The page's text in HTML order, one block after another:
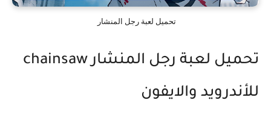
تحميل لعبة رجل المنشار
تحميل لعبة رجل المنشار chainsaw
للأندرويد والايفون